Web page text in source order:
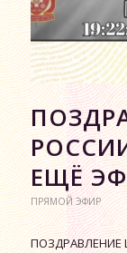
ЕЩЁ
ПРЯМОЙ ЭФИР
ПОЗДРАВЛЕНИЕ